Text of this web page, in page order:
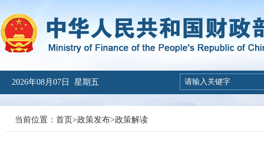
2026年08月07日 星期五
当前位置： 首页>政策发布>政策解读